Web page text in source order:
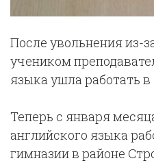
После увольнения из-
учеником
языка ушла работать
Теперь с января
английского языка
гимназии в районе